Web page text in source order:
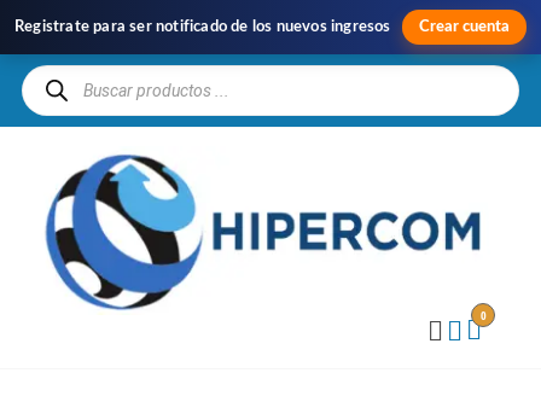
Registrate para ser notificado de los nuevos ingresos Crear cuenta
0